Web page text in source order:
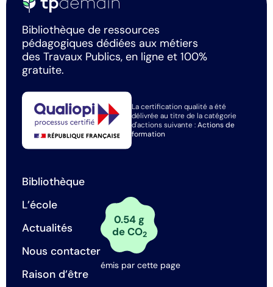
Bibliothèque de ressources
pédagogiques dédiées aux métiers
des Travaux Publics, en ligne et 100%
gratuite.
La certification qualité a été
délivrée au titre de la catégorie
d'actions suivante :Actions de
formation
Bibliothèque
L’école
Actualités
Nous contacter
Raison d’être
0.54 g
de CO2
émis par cette page